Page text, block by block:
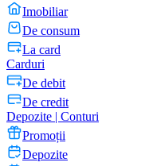
Imobiliar
De consum
La card
Carduri
De debit
De credit
Depozite | Conturi
Promoții
Depozite